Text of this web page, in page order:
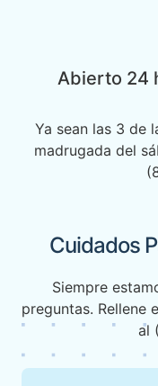
Abierto 24
Ya sean las 3 de
madrugada del
Cuidados
Siempre
preguntas. Rellene
al